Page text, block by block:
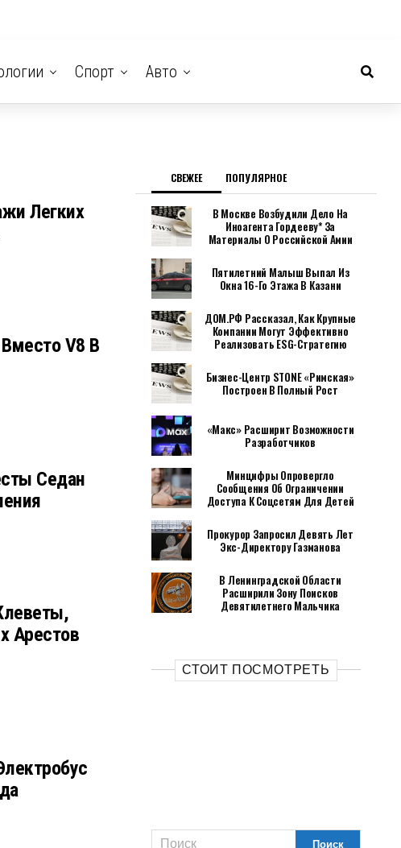
Спорт Авто
Легких
V8 В
Седан
Арестов
СВЕЖЕЕ ПОПУЛЯРНОЕ
В Москве Возбудили Дело На
Иноагента Гордееву* За
Материалы О Российской Амии
Пятилетний Малыш Выпал Из
Окна 16-Го Этажа В Казани
ДОМ.РФ Рассказал, Как Крупные
Компании Могут Эффективно
Реализовать ESG-Стратегию
Бизнес-Центр STONE «Римская»
Построен В Полный Рост
«Макс» Расширит Возможности
Разработчиков
Минцифры Опровергло
Сообщения Об Ограничении
Доступа К Соцсетям Для Детей
Прокурор Запросил Девять Лет
Экс-Директору Газманова
В Ленинградской Области
Расширили Зону Поисков
Девятилетнего Мальчика
СТОИТ ПОСМОТРЕТЬ